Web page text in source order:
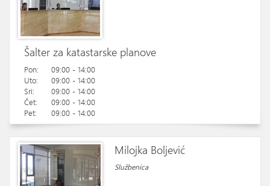
Šalter za katastarske planove
Pon:
09:00 - 14:00
Uto:
09:00 - 14:00
Sri:
09:00 - 14:00
Čet:
09:00 - 14:00
Pet:
09:00 - 14:00
Milojka Boljević
Službenica